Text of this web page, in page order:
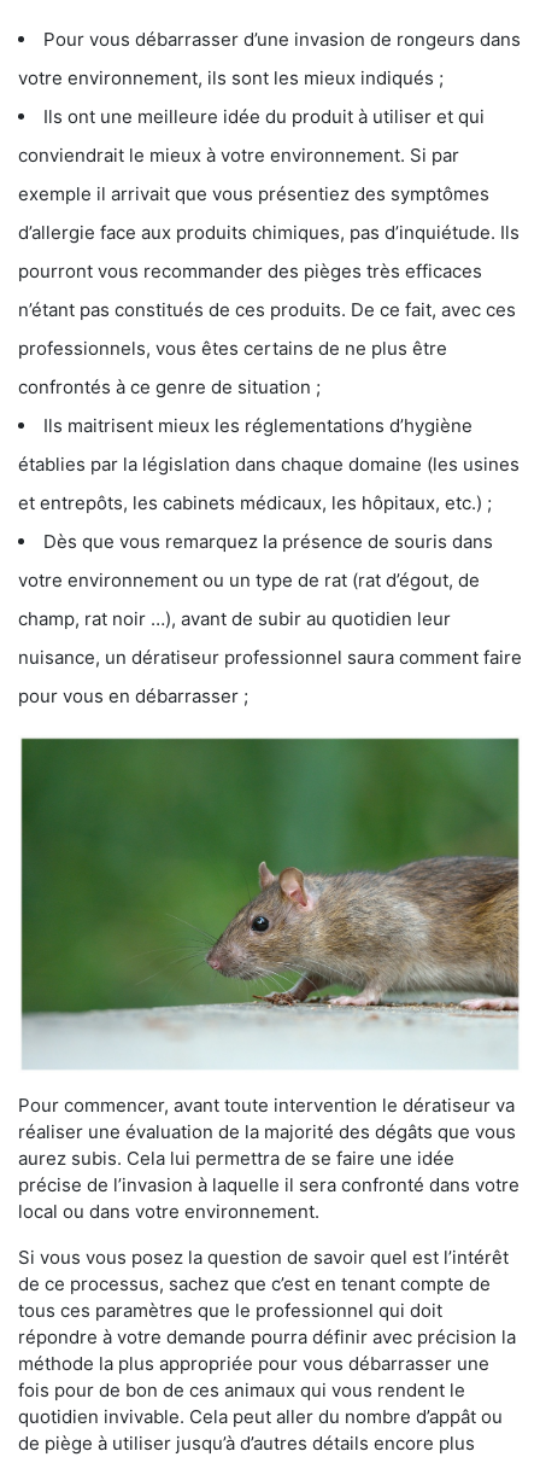
Pour vous débarrasser d’une invasion de rongeurs dans
votre environnement, ils sont les mieux indiqués ;
Ils ont une meilleure idée du produit à utiliser et qui
conviendrait le mieux à votre environnement. Si par
exemple il arrivait que vous présentiez des symptômes
d’allergie face aux produits chimiques, pas d’inquiétude. Ils
pourront vous recommander des pièges très efficaces
n’étant pas constitués de ces produits. De ce fait, avec ces
professionnels, vous êtes certains de ne plus être
confrontés à ce genre de situation ;
Ils maitrisent mieux les réglementations d’hygiène
établies par la législation dans chaque domaine (les usines
et entrepôts, les cabinets médicaux, les hôpitaux, etc.) ;
Dès que vous remarquez la présence de souris dans
votre environnement ou un type de rat (rat d’égout, de
champ, rat noir …), avant de subir au quotidien leur
nuisance, un dératiseur professionnel saura comment faire
pour vous en débarrasser ;
Pour commencer, avant toute intervention le dératiseur va
réaliser une évaluation de la majorité des dégâts que vous
aurez subis. Cela lui permettra de se faire une idée
précise de l’invasion à laquelle il sera confronté dans votre
local ou dans votre environnement.
Si vous vous posez la question de savoir quel est l’intérêt
de ce processus, sachez que c’est en tenant compte de
tous ces paramètres que le professionnel qui doit
répondre à votre demande pourra définir avec précision la
méthode la plus appropriée pour vous débarrasser une
fois pour de bon de ces animaux qui vous rendent le
quotidien invivable. Cela peut aller du nombre d’appât ou
de piège à utiliser jusqu’à d’autres détails encore plus